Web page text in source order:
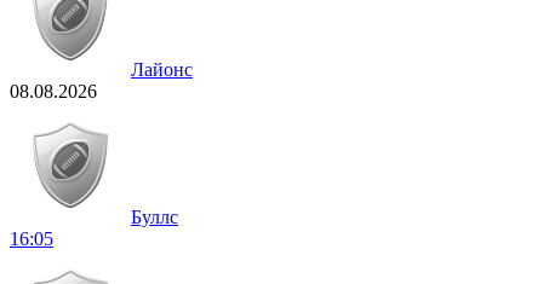
Лайонс
08.08.2026
Буллс
16:05